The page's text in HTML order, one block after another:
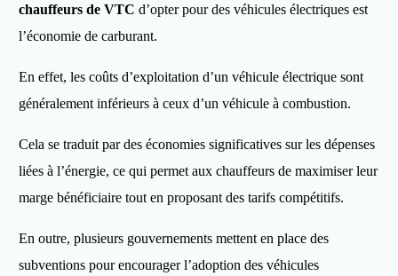
chauffeurs de VTC d’opter pour des véhicules électriques est
l’économie de carburant.
En effet, les coûts d’exploitation d’un véhicule électrique sont
généralement inférieurs à ceux d’un véhicule à combustion.
Cela se traduit par des économies significatives sur les dépenses
liées à l’énergie, ce qui permet aux chauffeurs de maximiser leur
marge bénéficiaire tout en proposant des tarifs compétitifs.
En outre, plusieurs gouvernements mettent en place des
subventions pour encourager l’adoption des véhicules